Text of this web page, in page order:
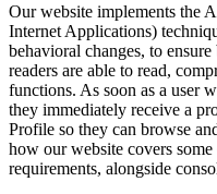
Our website implements the
Internet Applications)
behavioral changes, to
readers are able to read,
functions. As soon as a user
they immediately receive a
Profile so they can browse
how our website covers
requirements, alongside